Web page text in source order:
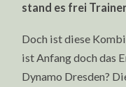
stand es frei
Doch ist diese
ist Anfang doch das
Dynamo Dresden?